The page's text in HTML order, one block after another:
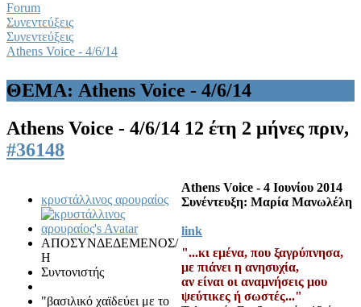
Forum
Συνεντεύξεις
Συνεντεύξεις
Athens Voice - 4/6/14
ΘΕΜΑ: Athens Voice - 4/6/14
Athens Voice - 4/6/14 12 έτη 2 μήνες πριν,
#36148
κρυστάλλινος αρουραίος
ΑΠΟΣΥΝΔΕΔΕΜΕΝΟΣ/
Η
Συντονιστής
"βασιλικό χαϊδεύει με το
Athens Voice - 4 Ιουνίου 2014
Συνέντευξη: Μαρία Μανωλέλη
link
"...κι εμένα, που ξαγρύπνησα,
με πιάνει η ανησυχία,
αν είναι οι αναμνήσεις μου
ψεύτικες ή σωστές..."